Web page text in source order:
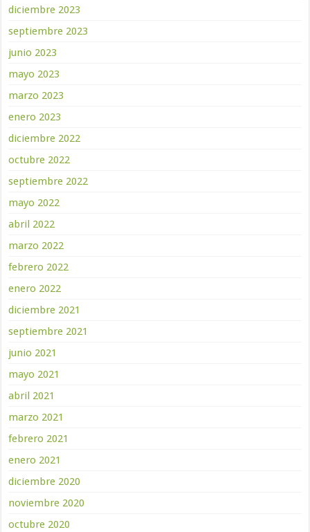
diciembre 2023
septiembre 2023
junio 2023
mayo 2023
marzo 2023
enero 2023
diciembre 2022
octubre 2022
septiembre 2022
mayo 2022
abril 2022
marzo 2022
febrero 2022
enero 2022
diciembre 2021
septiembre 2021
junio 2021
mayo 2021
abril 2021
marzo 2021
febrero 2021
enero 2021
diciembre 2020
noviembre 2020
octubre 2020